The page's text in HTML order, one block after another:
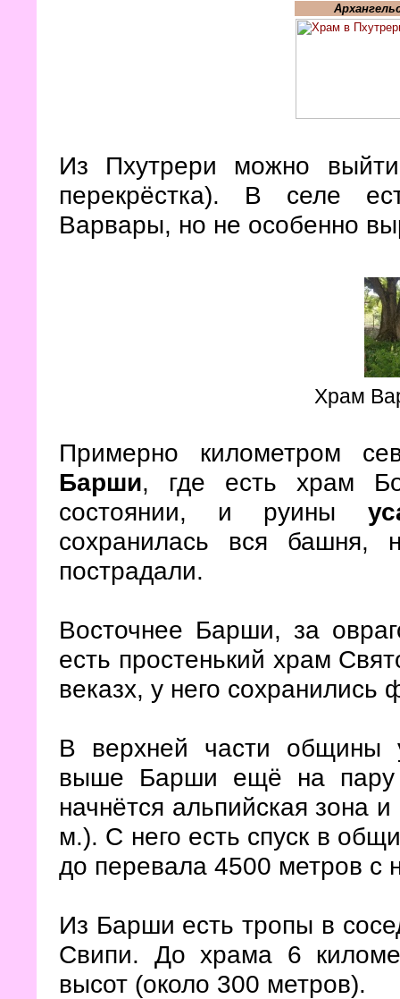
Из Пхутрери можно
перекрёстка). В селе
Варвары, но не особенно
Храм
Примерно километром
Барши, где есть храм
состоянии, и руины
сохранилась вся башня,
пострадали.
Восточнее Барши, за
есть простенький храм
веказх, у него сохранились
В верхней части общины
выше Барши ещё на пару
начнётся альпийская зона
м.). С него есть спуск в
до перевала 4500 метров с
Из Барши есть тропы в
Свипи. До храма 6
высот (около 300 метров).